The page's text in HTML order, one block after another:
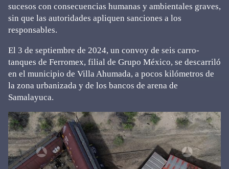
sucesos con consecuencias humanas y ambientales graves,
sin que las autoridades apliquen sanciones a los
responsables.
El 3 de septiembre de 2024, un convoy de seis carro-
tanques de Ferromex, filial de Grupo México, se descarriló
en el municipio de Villa Ahumada, a pocos kilómetros de
la zona urbanizada y de los bancos de arena de
Samalayuca.